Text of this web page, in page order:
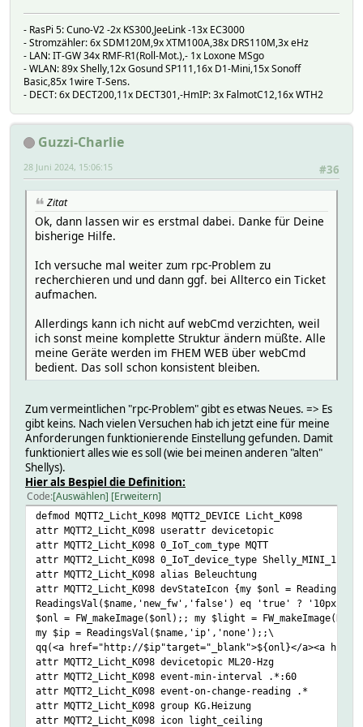
# logdb:
# TIME 1719487360.07225
# VALUE 77824
# fs_size:
# logdb:
# TIME 1719487360.07225
# TIME 1719488400.17394
# VALUE 0
# kvs_rev:
# logdb:
# TIME 1719487360.07225
# VALUE 0
# mac:
# TIME 1719487360.07225
# VALUE 348518DF2DD0
# method:
# TIME 1719488400.08592
# VALUE NotifyStatus
# online:
# logdb:
# TIME 1719488497.94354
# output:
# logdb:
# TIME 1719488400.17394
# VALUE false
# params_cloud_connected:
# logdb:
# TIME 1719487360.23925
# VALUE true
# params_input_0_id:
# logdb:
# TIME 1719487360.23925
# VALUE 0
# params_input_0_state:
# logdb:
# TIME 1719487360.23925
# VALUE false
# params_mqtt_connected:
# logdb:
# TIME 1719487360.28621
# VALUE true
# params_switch_0_aenergy_by_minute_1:
# logdb:
- RasPi 5: Cuno-V2 -2x KS300,JeeLink -13x EC3000
- Stromzähler: 6x SDM120M,9x XTM100A,38x DRS110M,3x eHz
- LAN: IT-GW 34x RMF-R1(Roll-Mot.),- 1x Loxone MSgo
- WLAN: 89x Shelly,12x Gosund SP111,16x D1-Mini,15x Sonoff
Basic,85x 1wire T-Sens.
- DECT: 6x DECT200,11x DECT301,-HmIP: 3x FalmotC12,16x WTH2
Guzzi-Charlie
#36
28 Juni 2024, 15:06:15
Zitat
Ok, dann lassen wir es erstmal dabei. Danke für Deine
bisherige Hilfe.
Ich versuche mal weiter zum rpc-Problem zu
recherchieren und und dann ggf. bei Allterco ein Ticket
aufmachen.
Allerdings kann ich nicht auf webCmd verzichten, weil
ich sonst meine komplette Struktur ändern müßte. Alle
meine Geräte werden im FHEM WEB über webCmd
bedient. Das soll schon konsistent bleiben.
Zum vermeintlichen "rpc-Problem" gibt es etwas Neues. => Es
gibt keins. Nach vielen Versuchen hab ich jetzt eine für meine
Anforderungen funktionierende Einstellung gefunden. Damit
funktioniert alles wie es soll (wie bei meinen anderen "alten"
Shellys).
Hier als Bespiel die Definition:
Code Auswählen Erweitern
defmod MQTT2_Licht_K098 MQTT2_DEVICE Licht_K098
attr MQTT2_Licht_K098 userattr devicetopic
attr MQTT2_Licht_K098 0_IoT_com_type MQTT
attr MQTT2_Licht_K098 0_IoT_device_type
attr MQTT2_Licht_K098 alias Beleuchtung
attr MQTT2_Licht_K098 devStateIcon {my $onl =
ReadingsVal($name,'new_fw','false') eq 'true' ? '10px-
$onl = FW_makeImage($onl);; my $light =
my $ip = ReadingsVal($name,'ip','none');;\
qq(<a href="http://$ip"target="_blank">${onl}</a><a href="/
attr MQTT2_Licht_K098 devicetopic ML20-Hzg
attr MQTT2_Licht_K098 event-min-interval .*:60
attr MQTT2_Licht_K098 event-on-change-reading .*
attr MQTT2_Licht_K098 group KG.Heizung
attr MQTT2_Licht_K098 icon light_ceiling